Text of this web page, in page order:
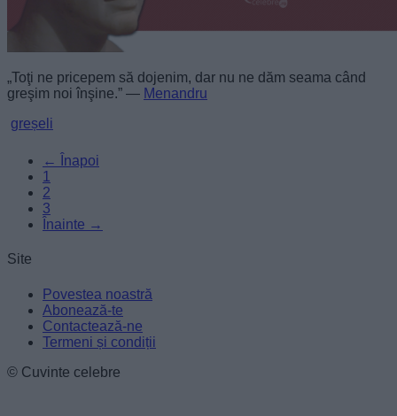
„Toţi ne pricepem să dojenim, dar nu ne dăm seama când
greşim noi înşine.” — Menandru
greșeli
← Înapoi
1
2
3
Înainte →
Site
Povestea noastră
Abonează-te
Contactează-ne
Termeni și condiții
© Cuvinte celebre